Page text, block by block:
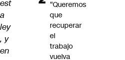
est
a
ley
, y
en
“Queremos
que
recuperar
el
trabajo
vuelva